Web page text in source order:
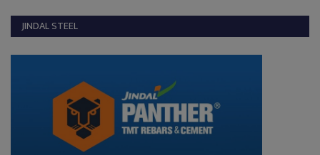
JINDAL STEEL